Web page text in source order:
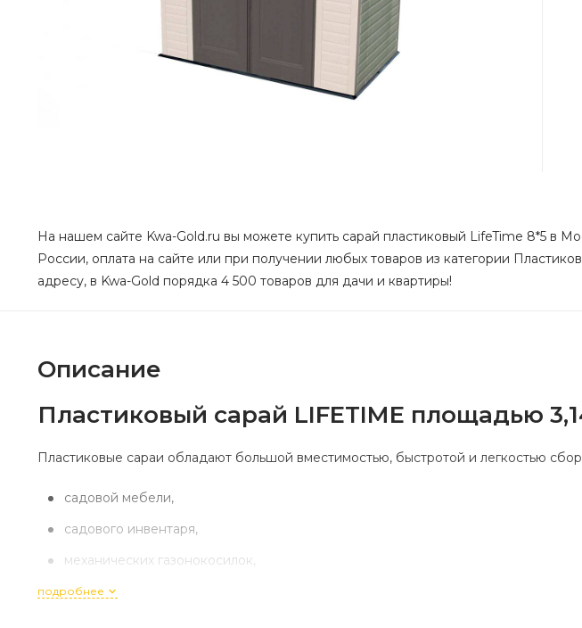
На нашем сайте Kwa-Gold.ru вы можете купить сарай пластиковый LifeTime 8*5 в
России, оплата на сайте или при получении любых товаров из категории
адресу, в Kwa-Gold порядка 4 500 товаров для дачи и квартиры!
Описание
Пластиковый сарай LIFETIME площадью
Пластиковые сараи обладают большой вместимостью, быстротой и легкостью
садовой мебели,
садового инвентаря,
механических газонокосилок,
оборудования для барбекю и шашлыков
подробнее